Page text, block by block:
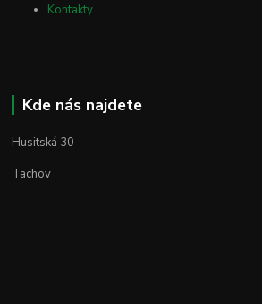
Kontakty
Kde nás najdete
Husitská 30
Tachov